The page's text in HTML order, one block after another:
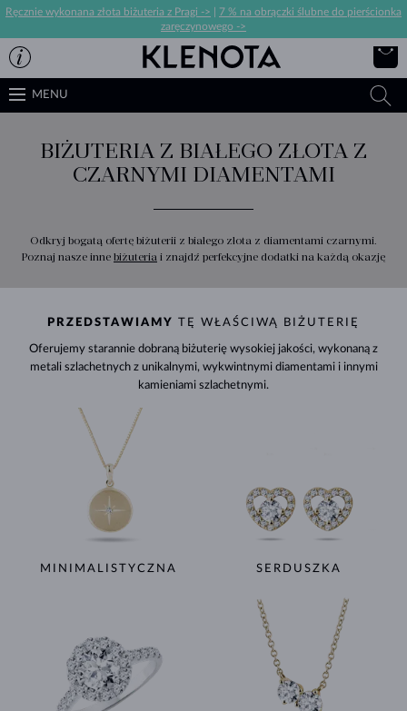
Ręcznie wykonana złota biżuteria z Pragi ->
7 % na obrączki ślubne do pierścionka
zaręczynowego ->
MENU
BIŻUTERIA Z BIAŁEGO ZŁOTA Z
CZARNYMI DIAMENTAMI
Odkryj bogatą ofertę biżuterii z białego złota z diamentami czarnymi.
Poznaj nasze inne biżuteria i znajdź perfekcyjne dodatki na każdą okazję
PRZEDSTAWIAMY TĘ WŁAŚCIWĄ BIŻUTERIĘ
Oferujemy starannie dobraną biżuterię wysokiej jakości, wykonaną z
metali szlachetnych z unikalnymi, wykwintnymi diamentami i innymi
kamieniami szlachetnymi.
MINIMALISTYCZNA SERDUSZKA